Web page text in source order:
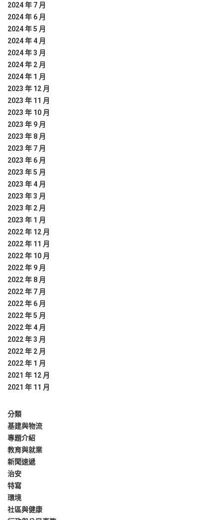
2024 年 7 月
2024 年 6 月
2024 年 5 月
2024 年 4 月
2024 年 3 月
2024 年 2 月
2024 年 1 月
2023 年 12 月
2023 年 11 月
2023 年 10 月
2023 年 9 月
2023 年 8 月
2023 年 7 月
2023 年 6 月
2023 年 5 月
2023 年 4 月
2023 年 3 月
2023 年 2 月
2023 年 1 月
2022 年 12 月
2022 年 11 月
2022 年 10 月
2022 年 9 月
2022 年 8 月
2022 年 7 月
2022 年 6 月
2022 年 5 月
2022 年 4 月
2022 年 3 月
2022 年 2 月
2022 年 1 月
2021 年 12 月
2021 年 11 月
分類
基建與物流
專題介紹
教育與就業
新聞速遞
治安
特寫
環境
社區與健康